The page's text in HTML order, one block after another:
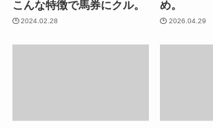
こんな特徴で馬券にクル。
2024.02.28
め。
2026.04.29